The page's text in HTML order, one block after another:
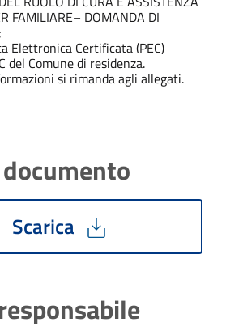
FAMILIARE– DOMANDA DI
Elettronica Certificata (PEC)
del Comune di residenza.
si rimanda agli allegati.
Scarica